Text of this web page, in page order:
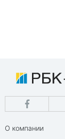
О компании